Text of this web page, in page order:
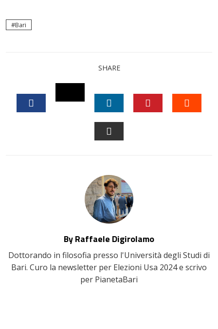
Bari
SHARE
TWITTER
LINKEDIN
By Raffaele Digirolamo
Dottorando in filosofia presso l'Università degli Studi di
Bari. Curo la newsletter per Elezioni Usa 2024 e scrivo
per PianetaBari